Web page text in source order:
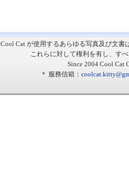
Cool Cat が使用するあらゆる写真及び文書
これらに対して権利を有し、す
Since 2004 Cool Cat
＊ 服務信箱：